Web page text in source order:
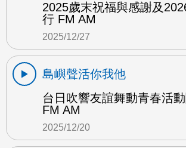
2025歲末祝福與感謝及
行 FM AM
2025/12/27
島嶼聲活你我他
台日吹響友誼舞動青春活
FM AM
2025/12/20